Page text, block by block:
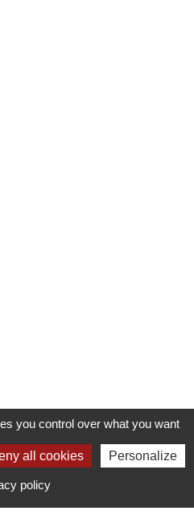
FORMATION
you control over what you want
all cookies Personalize
policy